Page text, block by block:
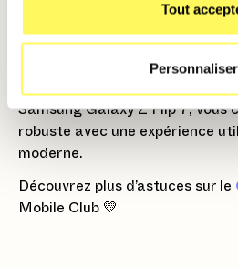
Tout
Personnaliser
bas sur le bouton ouvre
notifications. (Allez dans
Samsung Galaxy Z Flip 7, vous
robuste avec une expérience
moderne.
Découvrez plus d’astuces sur le
Mobile Club 💛